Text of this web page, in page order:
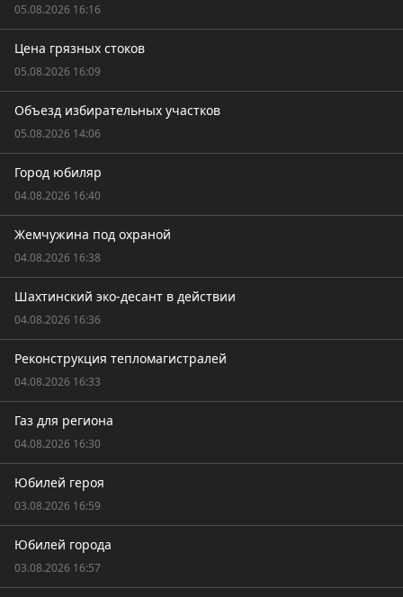
05.08.2026 16:16
Цена грязных стоков
05.08.2026 16:09
Объезд избирательных участков
05.08.2026 14:06
Город юбиляр
04.08.2026 16:40
Жемчужина под охраной
04.08.2026 16:38
Шахтинский эко-десант в действии
04.08.2026 16:36
Реконструкция тепломагистралей
04.08.2026 16:33
Газ для региона
04.08.2026 16:30
Юбилей героя
03.08.2026 16:59
Юбилей города
03.08.2026 16:57